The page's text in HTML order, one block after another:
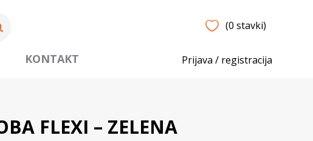
(0 stavki)
Prijava / registracija
KONTAKT
FLEXI – ZELENA